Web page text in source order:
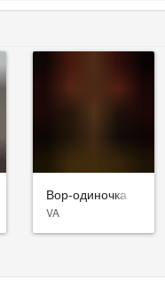
Вор-одиночка
VA